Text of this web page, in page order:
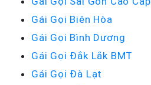
Gái Gọi Biên Hòa
Gái Gọi Bình Dương
Gái Gọi Đắk Lắk BMT
Gái Gọi Đà Lạt